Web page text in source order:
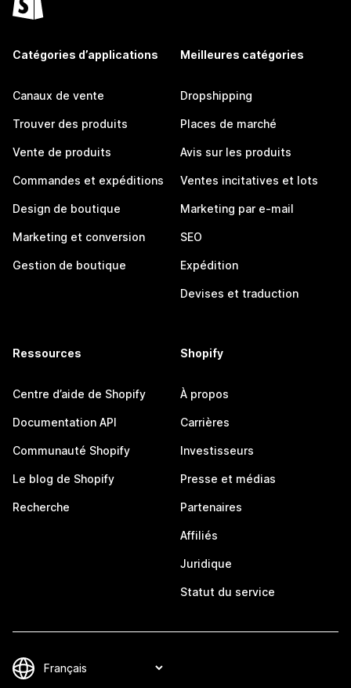
Catégories d’applications
Canaux de vente
Trouver des produits
Vente de produits
Commandes et expéditions
Design de boutique
Marketing et conversion
Gestion de boutique
Meilleures catégories
Dropshipping
Places de marché
Avis sur les produits
Ventes incitatives et lots
Marketing par e-mail
SEO
Expédition
Devises et traduction
Ressources
Centre d’aide de Shopify
Documentation API
Communauté Shopify
Le blog de Shopify
Recherche
Shopify
À propos
Carrières
Investisseurs
Presse et médias
Partenaires
Affiliés
Juridique
Statut du service